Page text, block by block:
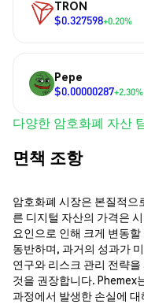
TRON
$0.327598+0.20%
Pepe
$0.00000287+2.30%
다양한 암호화폐 자산
면책 조항
암호화폐 시장은 본질적으
른 디지털 자산의 가격은
요인으로 인해 크게 변동
동반하며, 과거의 성과가
연구와 리스크 관리 전략
것을 권장합니다. Phemex
과정에서 발생한 손실에